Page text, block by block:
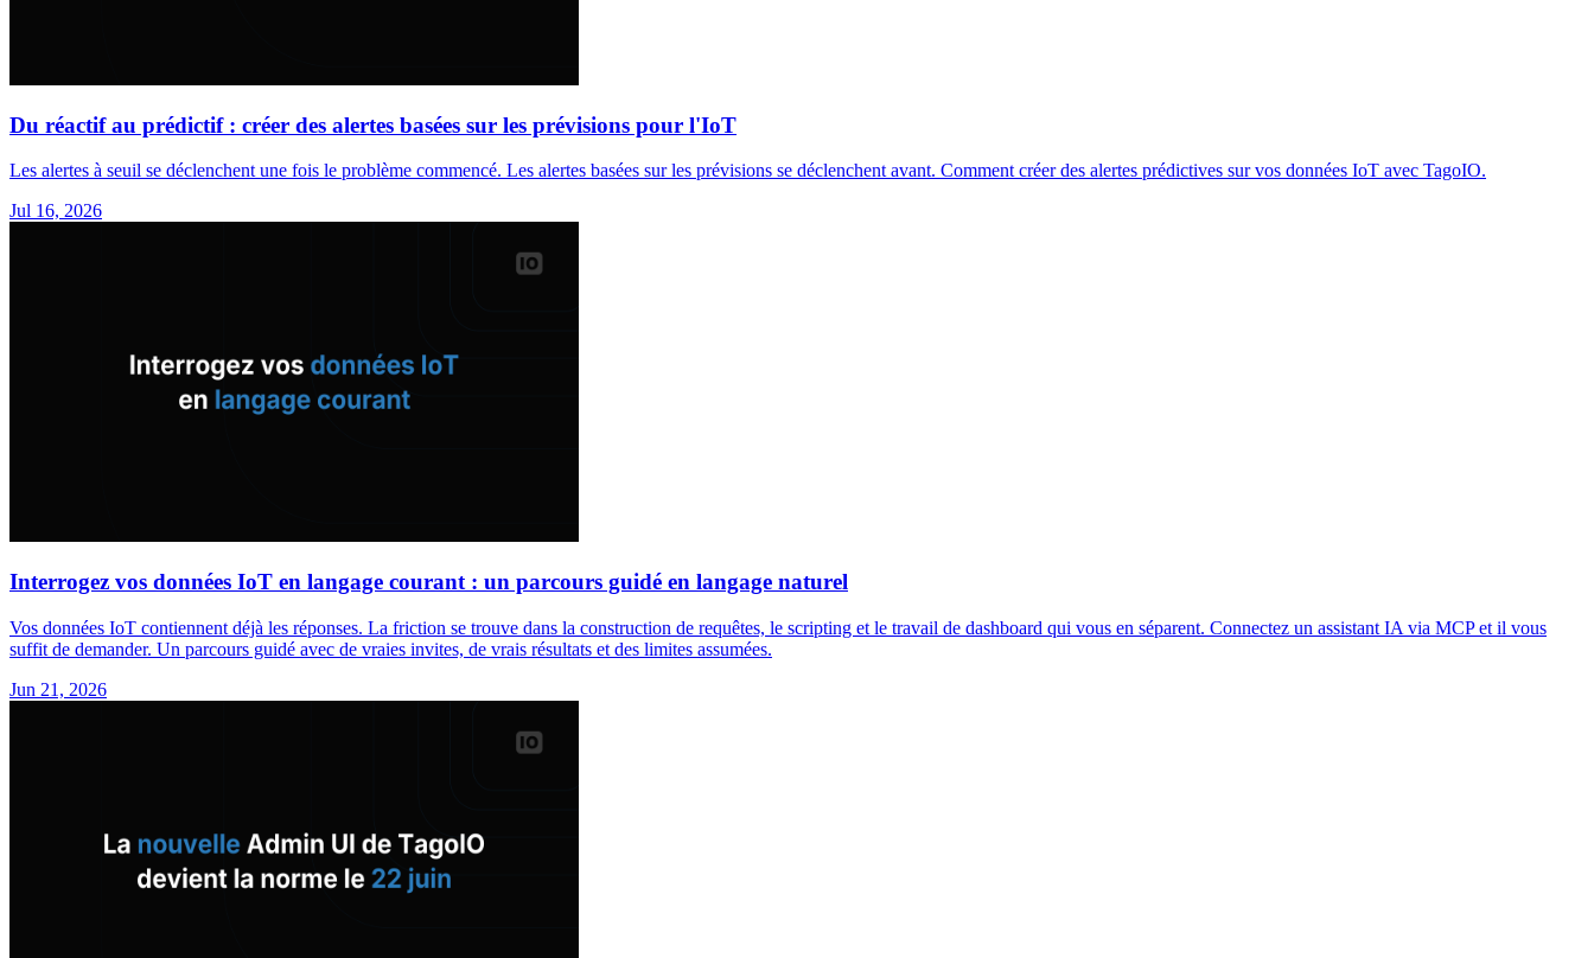
Du réactif au prédictif : créer des alertes basées sur les prévisions pour l'IoT
Les alertes à seuil se déclenchent une fois le problème commencé. Les alertes basées sur les prévisions se déclenchent avant. Comment créer des alertes prédictives sur vos données IoT avec TagoIO.
Jul 16, 2026
Interrogez vos données IoT en langage courant : un parcours guidé en langage naturel
Vos données IoT contiennent déjà les réponses. La friction se trouve dans la construction de requêtes, le scripting et le travail de dashboard qui vous en séparent. Connectez un assistant IA via MCP et il vous
suffit de demander. Un parcours guidé avec de vraies invites, de vrais résultats et des limites assumées.
Jun 21, 2026